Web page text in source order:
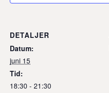
DETALJER
Datum:
juni 15
Tid:
18:30 - 21:30